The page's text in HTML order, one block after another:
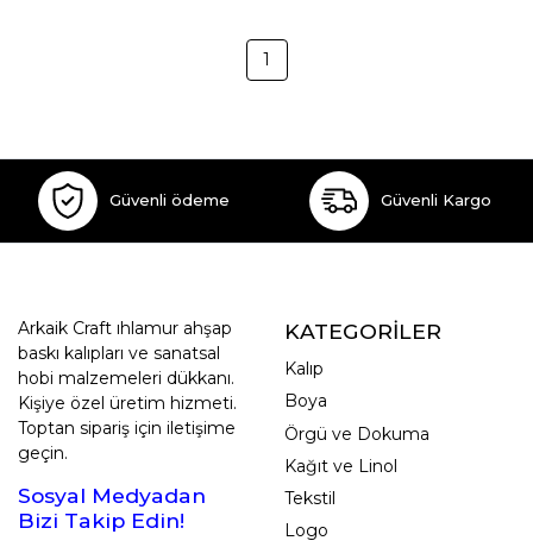
1
Güvenli ödeme Güvenli Kargo
Arkaik Craft ıhlamur ahşap
baskı kalıpları ve sanatsal
hobi malzemeleri dükkanı.
Kişiye özel üretim hizmeti.
Toptan sipariş için iletişime
geçin.
Sosyal Medyadan
Bizi Takip Edin!
KATEGORİLER
Kalıp
Boya
Örgü ve Dokuma
Kağıt ve Linol
Tekstil
Logo